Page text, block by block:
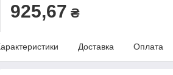
925,67 ₴
Доставка Оплата